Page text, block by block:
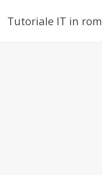
Tutoriale IT in